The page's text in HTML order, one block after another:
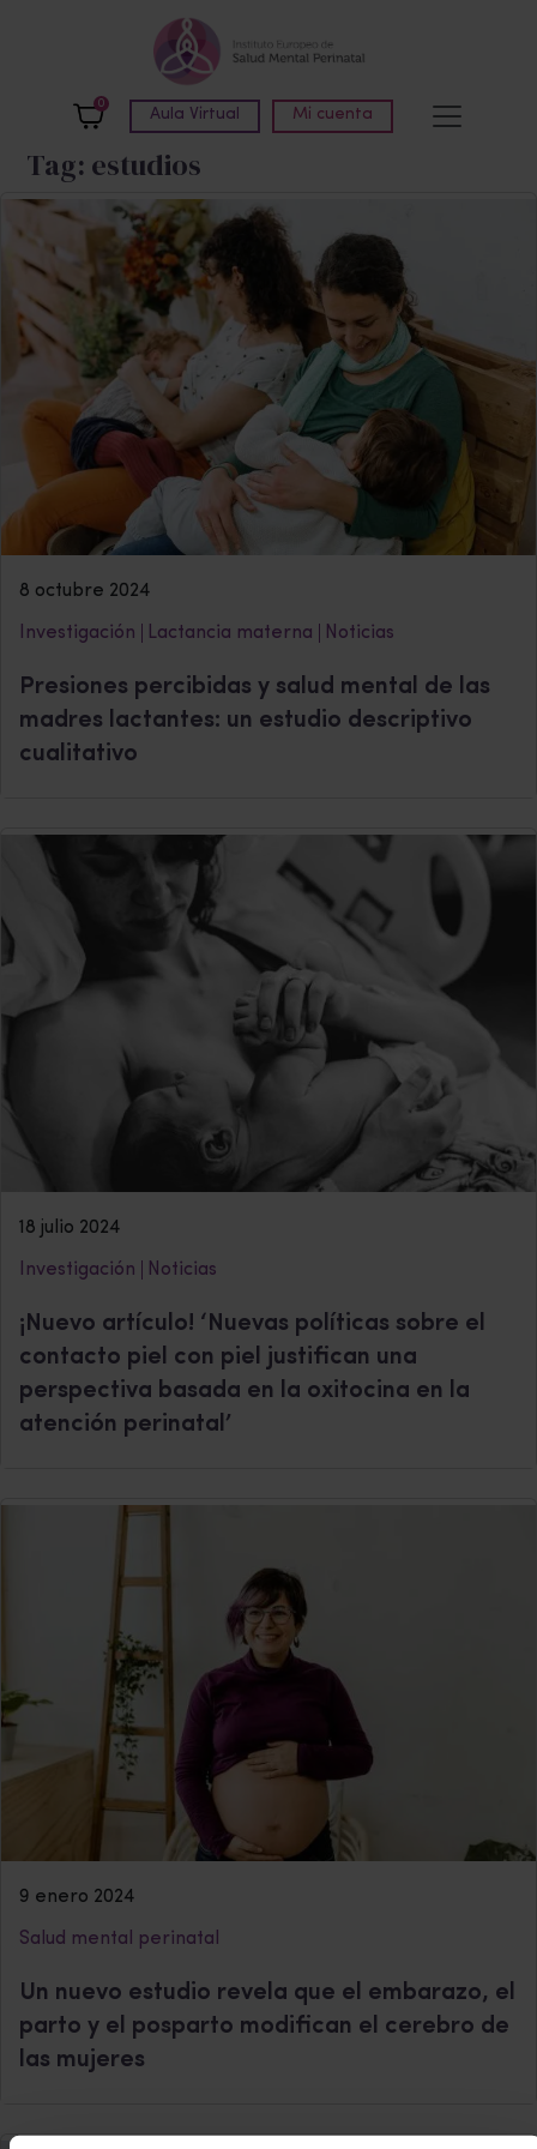
0
Aula Virtual Mi cuenta
Tag: estudios
8 octubre 2024
Investigación Lactancia materna Noticias
Presiones percibidas y salud mental de las
madres lactantes: un estudio descriptivo
cualitativo
18 julio 2024
Investigación Noticias
¡Nuevo artículo! ‘Nuevas políticas sobre el
contacto piel con piel justifican una
perspectiva basada en la oxitocina en la
atención perinatal’
9 enero 2024
Salud mental perinatal
Un nuevo estudio revela que el embarazo, el
parto y el posparto modifican el cerebro de
las mujeres